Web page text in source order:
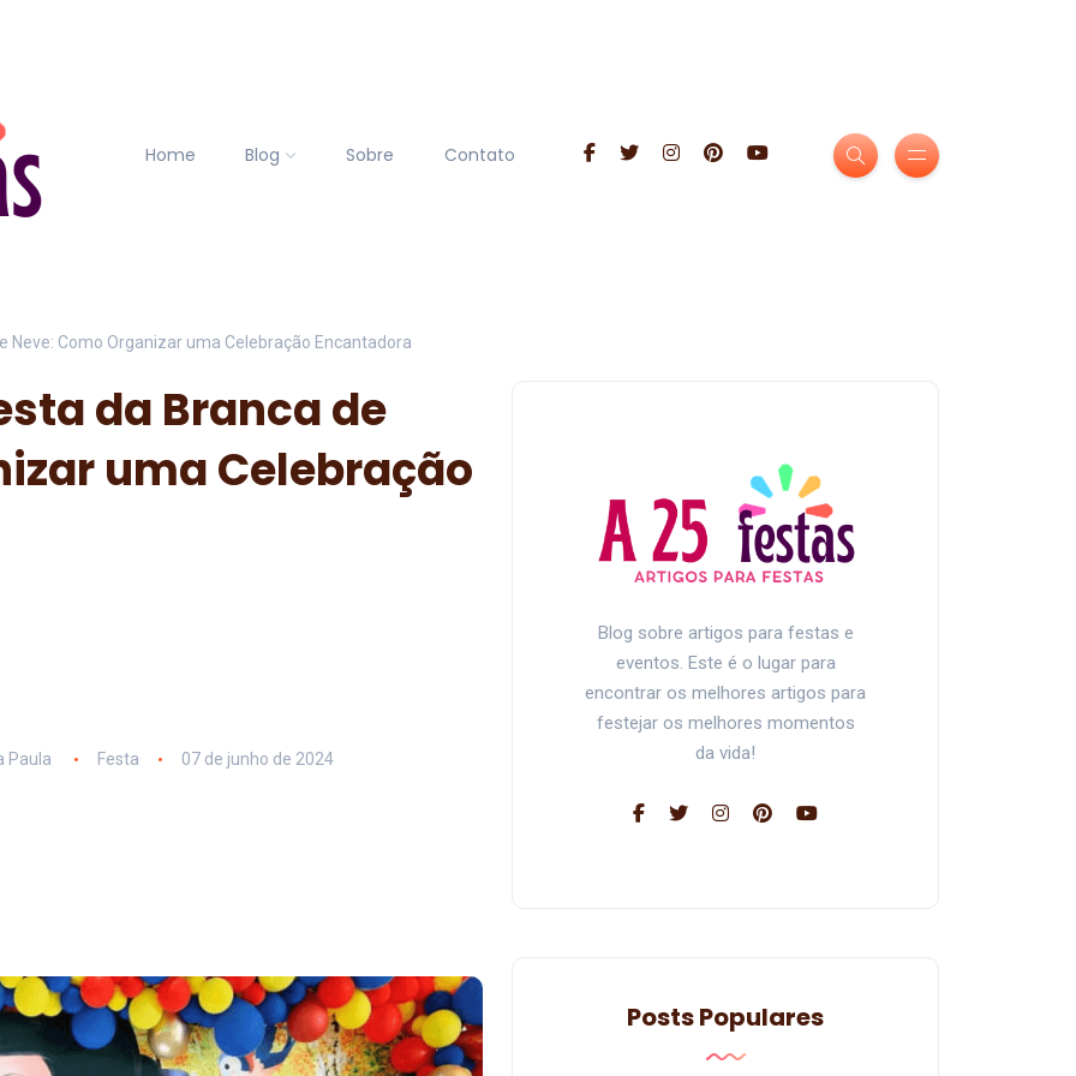
Home Blog Sobre Contato
Neve: Como Organizar uma Celebração Encantadora
da Branca de
uma Celebração
Paula Festa 07 de junho de 2024
Blog sobre artigos para festas e
eventos. Este é o lugar para
encontrar os melhores artigos para
festejar os melhores momentos
da vida!
Posts Populares